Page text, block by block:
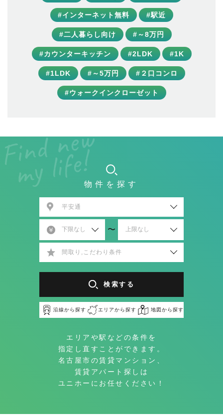
#インターネット無料 #駅近
#二人暮らし向け #～8万円
#カウンターキッチン #2LDK #1K
#1LDK #～5万円 #２口コンロ
#ウォークインクローゼット
物件を探す
平安通
〜
間取り,こだわり条件
検索する
沿線から探す エリアから探す 地図から探す
エリアや駅などの条件を
指定し直すことができます。
名古屋市の賃貸マンション、
賃貸アパート探しは
ユニホーにお任せください！